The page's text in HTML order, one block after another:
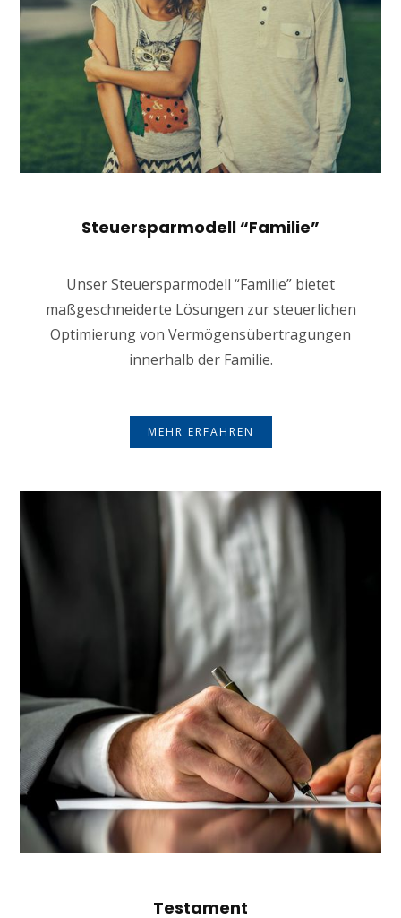
Steuersparmodell “Familie”
Unser Steuersparmodell “Familie” bietet
maßgeschneiderte Lösungen zur steuerlichen
Optimierung von Vermögensübertragungen
innerhalb der Familie.
MEHR ERFAHREN
Testament